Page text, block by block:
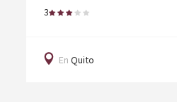
3
En Quito